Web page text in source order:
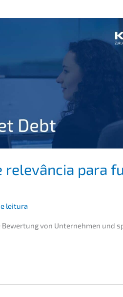
para
leitura
von Unter­neh­men und